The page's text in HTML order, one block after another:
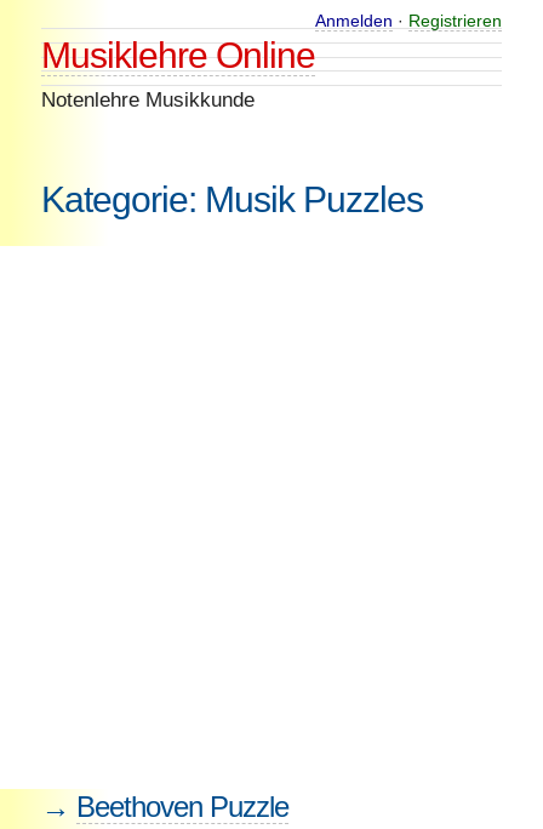
content
Musiklehre Online
Notenlehre Musikkunde
Anmelden · Registrieren
Kategorie: Musik Puzzles
→ Beethoven Puzzle